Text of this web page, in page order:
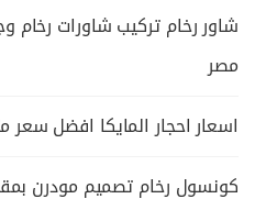
شاور رخام تركيب شاورات
مصر
اسعار احجار المايكا افضل
كونسول رخام تصميم مودرن